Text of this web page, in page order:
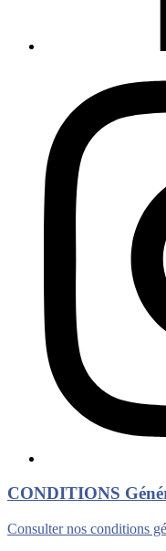
CONDITIONS
Consulter nos conditions